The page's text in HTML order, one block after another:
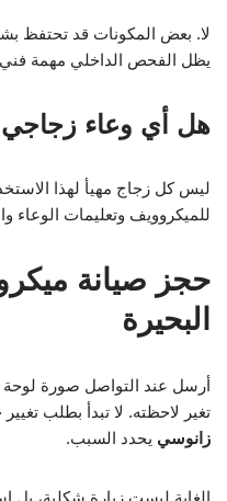
لا. بعض المكونات قد تحتفظ
يظل الفحص الداخلي مهمة
هل أي وعاء
ليس كل زجاج مهيأ لهذا
للميكروويف وتعليمات الوعاء
حجز صيانة
البحيرة
أرسل عند التواصل صورة لوحة
تغير لاحظته. لا تبدأ بطلب
زانوسي يحدد السبب.